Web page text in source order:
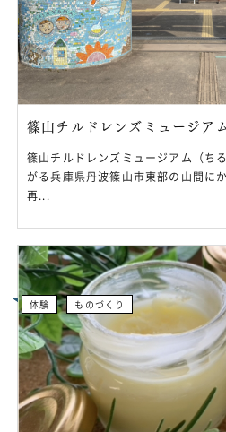
篠山チルドレンズミュージア
篠山チルドレンズミュージアム（ち
がる兵庫県丹波篠山市東部の山間に
再...
体験 ものづくり